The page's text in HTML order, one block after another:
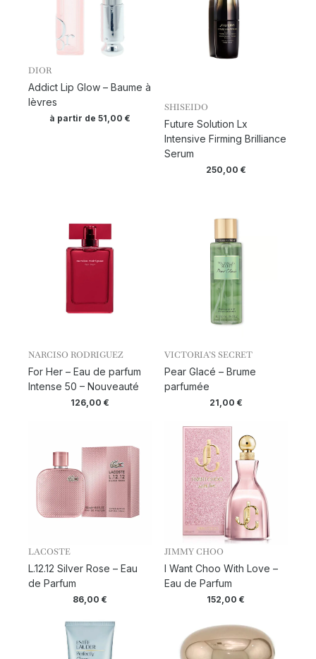
DIOR
Addict Lip Glow – Baume à
lèvres
à partir de51,00€
SHISEIDO
Future Solution Lx
Intensive Firming Brilliance
Serum
250,00 €
NARCISO RODRIGUEZ
For Her – Eau de parfum
Intense 50 – Nouveauté
126,00€
VICTORIA’S SECRET
Pear Glacé – Brume
parfumée
21,00 €
LACOSTE
L.12.12 Silver Rose – Eau
de Parfum
86,00€
JIMMY CHOO
I Want Choo With Love –
Eau de Parfum
152,00€